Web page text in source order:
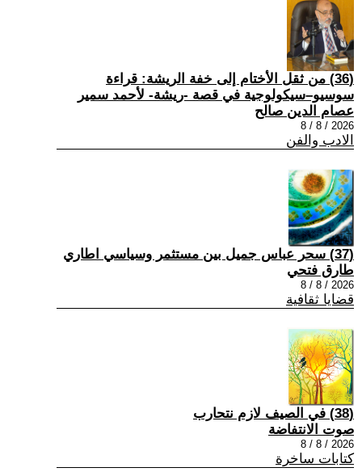
(36) من ثقل الأختام إلى خفة الريشة: قراءة
سوسيو–سيكولوجية في قصة -ريشة- لأحمد سمير
عصام الدين صالح
2026 / 8 / 8
الادب والفن
(37) سحر عباس جميل بين مستثمر وسياسي اطاري
طارق فتحي
2026 / 8 / 8
قضايا ثقافية
(38) في الصيف لازم نتحارب
صوت الانتفاضة
2026 / 8 / 8
كتابات ساخرة